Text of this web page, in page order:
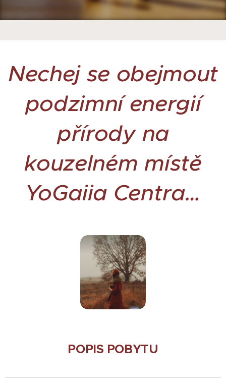
Nechej se obejmout
podzimní energií
přírody na
kouzelném místě
YoGaiia Centra…
POPIS POBYTU